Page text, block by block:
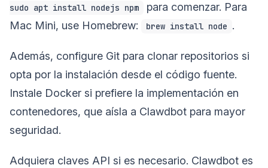
sudo apt install nodejs npm
para comenzar. Para
Mac Mini, use Homebrew:
brew install node .
Además, configure Git para clonar repositorios si
opta por la instalación desde el código fuente.
Instale Docker si prefiere la implementación en
contenedores, que aísla a Clawdbot para mayor
seguridad.
Adquiera claves API si es necesario. Clawdbot es